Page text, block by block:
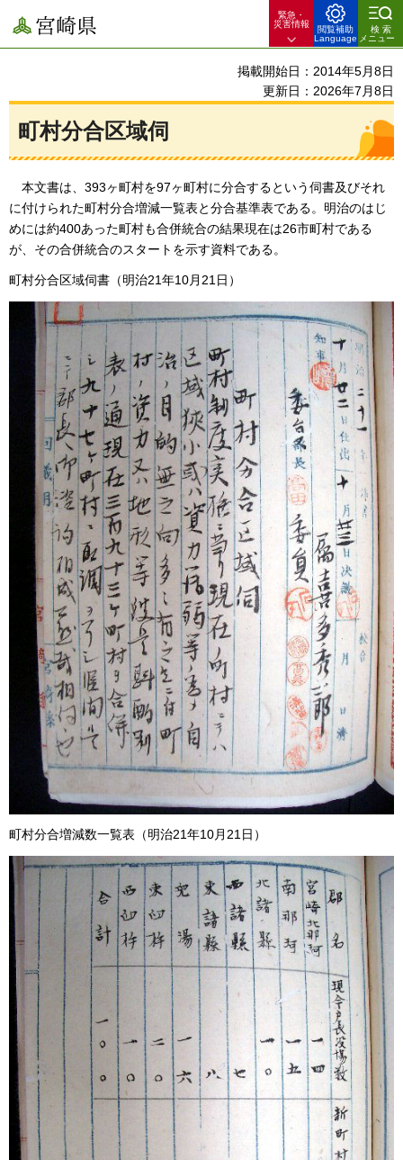
宮崎県
緊急・
災害情報
閲覧補助
Language
検索
メニュー
掲載開始日：2014年5月8日
更新日：2026年7月8日
町村分合区域伺
本文書は、393ヶ町村を97ヶ町村に分合するという伺書及びそれ
に付けられた町村分合増減一覧表と分合基準表である。明治のはじ
めには約400あった町村も合併統合の結果現在は26市町村である
が、その合併統合のスタートを示す資料である。
町村分合区域伺書（明治21年10月21日）
町村分合増減数一覧表（明治21年10月21日）